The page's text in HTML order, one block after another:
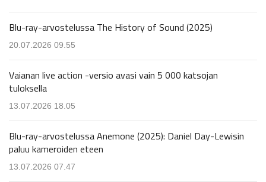
Blu-ray-arvostelussa The History of Sound (2025)
20.07.2026 09.55
Vaianan live action -versio avasi vain 5 000 katsojan
tuloksella
13.07.2026 18.05
Blu-ray-arvostelussa Anemone (2025): Daniel Day-Lewisin
paluu kameroiden eteen
13.07.2026 07.47